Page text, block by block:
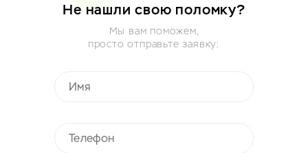
Не нашли свою поломку?
Мы вам поможем,
просто отправьте заявку: